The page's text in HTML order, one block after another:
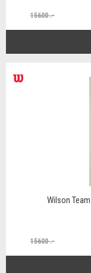
15600 .-
Wilson
15600 .-